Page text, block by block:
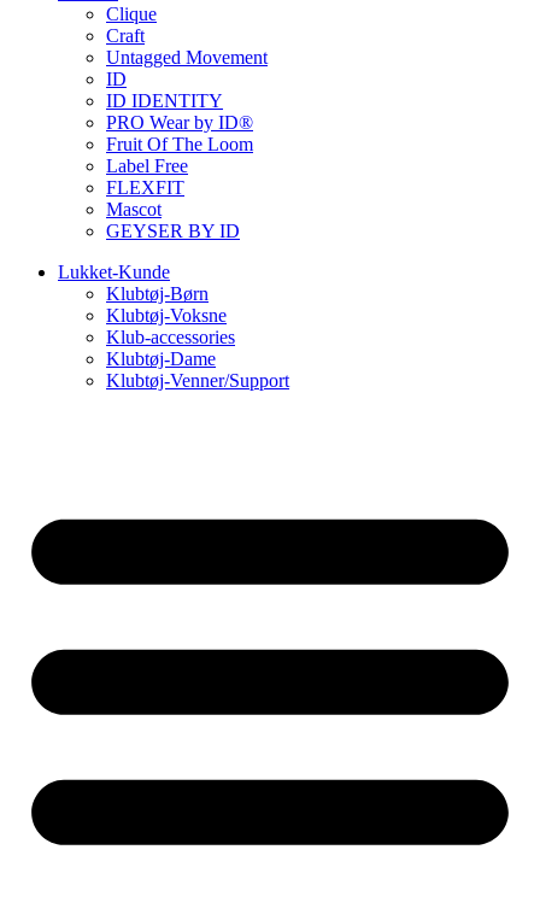
Clique
Craft
Untagged Movement
ID
ID IDENTITY
PRO Wear by ID®
Fruit Of The Loom
Label Free
FLEXFIT
Mascot
GEYSER BY ID
Lukket-Kunde
Klubtøj-Børn
Klubtøj-Voksne
Klub-accessories
Klubtøj-Dame
Klubtøj-Venner/Support